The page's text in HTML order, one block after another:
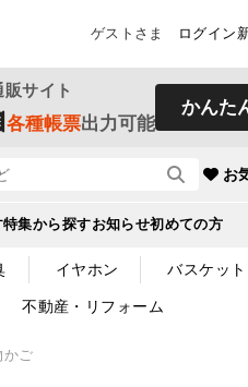
ゲストさま ログイン
サイト
各種帳票出力可能
かんた
お
特集から探すお知らせ初めての方
イヤホン バスケット
不動産・リフォーム
ご